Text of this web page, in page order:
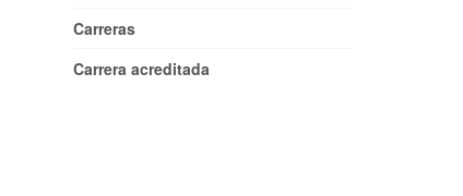
Carreras
Carrera acreditada